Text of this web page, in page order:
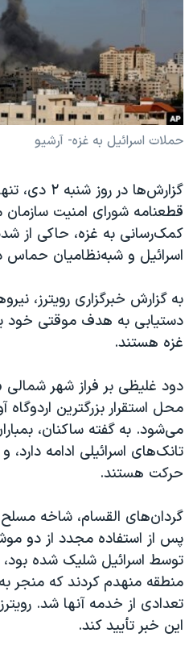
حقوق شهروندی
اقتصادی
علم و فناوری
آرشیو پخش زنده
انتخابات ریاست جمهوری آمریکا ۲۰۲۴
حمله جمهوری اسلامی به اسرائیل
رمز مهسا
مجموعه مستندهای دادخواهی
تریبونال مردمی آبان ۹۸
دادگاه حمید نوری
قانون شفافیت دارائی کادر رهبری
نرگس محمدی برنده جایزه نوبل
همایش محافظه‌کاران آمریکا
صفحه‌های ویژه
سفر پرزیدنت ترامپ به چین
دنبال کنید
زبانهای مختلف
حملات اسرائیل به غزه- آرشیو
گزارش‌ها در
قطعنامه شورای امنیت
کمک‌رسانی به غزه، حاکی از
اسرائیل و شبه‌نظامیان حماس
به گزارش خبرگزاری رویترز،
دستیابی به هدف موقتی خود
غزه هستند.
دود غلیظی بر فراز شهر شمالی
محل استقرار بزرگترین اردوگاه
می‌شود. به گفته ساکنان،
تانک‌های اسرائیلی ادامه
حرکت هستند.
گردان‌های القسام، شاخه
پس از استفاده مجدد از دو
توسط اسرائیل شلیک شده بود،
منطقه منهدم کردند که
تعدادی از خدمه آنها شد.
این خبر تأیید کند.